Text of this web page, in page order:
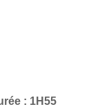
: 1H55